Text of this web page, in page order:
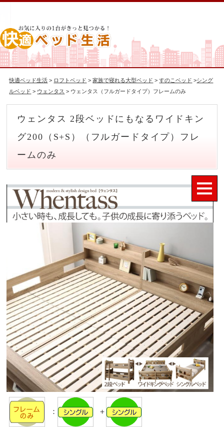
快適ベッド生活 > ロフトベッド >家族で寝れる大型ベッド >すのこベッド >シング
ルベッド > ウェンタス > ウェンタス（フルガードタイプ）フレームのみ
ウェンタス 2段ベッドにもなるワイドキン
グ200（S+S）（フルガードタイプ）フレ
ームのみ
： ＋